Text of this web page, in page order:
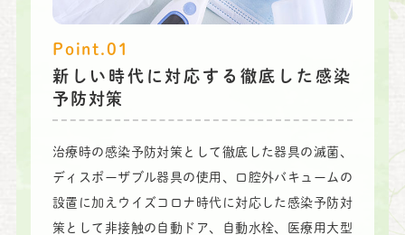
Point.01
新しい時代に対応する徹底した感染
予防対策
治療時の感染予防対策として徹底した器具の滅菌、
ディスポーザブル器具の使用、口腔外バキュームの
設置に加えウイ ズコロナ時代に対応した感染予防対
策として非接触の自動ドア、
自動水栓、医療用大型